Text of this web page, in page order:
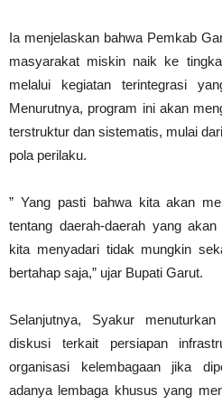
Ia menjelaskan bahwa Pemkab
masyarakat miskin naik ke
melalui kegiatan terintegrasi
Menurutnya, program ini akan
terstruktur dan sistematis, mulai
pola perilaku.
” Yang pasti bahwa kita akan
tentang daerah-daerah yang
kita menyadari tidak mungkin
bertahap saja,” ujar Bupati Garut.
Selanjutnya, Syakur
diskusi terkait persiapan
organisasi kelembagaan jika
adanya lembaga khusus yang